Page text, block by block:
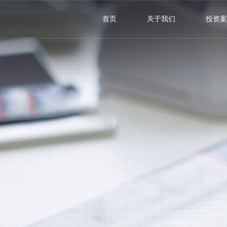
首页 关于我们 投资